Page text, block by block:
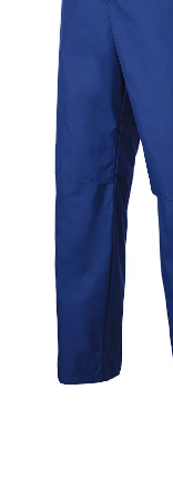
キーホルダー
アクセサリ
メディシンボール